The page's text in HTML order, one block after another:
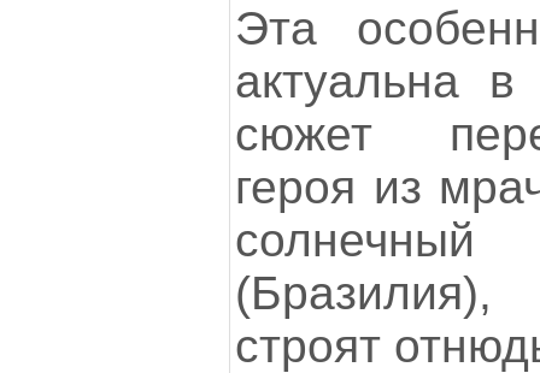
Эта
актуальна
сюжет
героя из
(Бразилия),
строят